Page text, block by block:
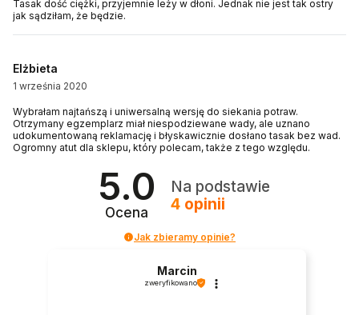
Tasak dość ciężki, przyjemnie leży w dłoni. Jednak nie jest tak ostry
jak sądziłam, że będzie.
Elżbieta
1 września 2020
Wybrałam najtańszą i uniwersalną wersję do siekania potraw.
Otrzymany egzemplarz miał niespodziewane wady, ale uznano
udokumentowaną reklamację i błyskawicznie dosłano tasak bez wad.
Ogromny atut dla sklepu, który polecam, także z tego względu.
5.0
Ocena
Na podstawie
4opinii
Jak zbieramy opinie?
Marcin
zweryfikowano